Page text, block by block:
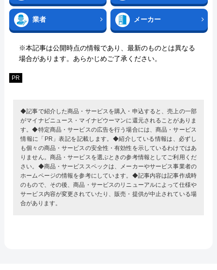
業者 メーカー
※本記事は公開時点の情報であり、最新のものとは異なる
場合があります。あらかじめご了承ください。
PR
◆記事で紹介した商品・サービスを購入・申込すると、売上の一部
がマイナビニュース・マイナビウーマンに還元されることがありま
す。◆特定商品・サービスの広告を行う場合には、商品・サービス
情報に「PR」表記を記載します。◆紹介している情報は、必ずし
も個々の商品・サービスの安全性・有効性を示しているわけではあ
りません。商品・サービスを選ぶときの参考情報としてご利用くだ
さい。◆商品・サービススペックは、メーカーやサービス事業者の
ホームページの情報を参考にしています。◆記事内容は記事作成時
のもので、その後、商品・サービスのリニューアルによって仕様や
サービス内容が変更されていたり、販売・提供が中止されている場
合があります。